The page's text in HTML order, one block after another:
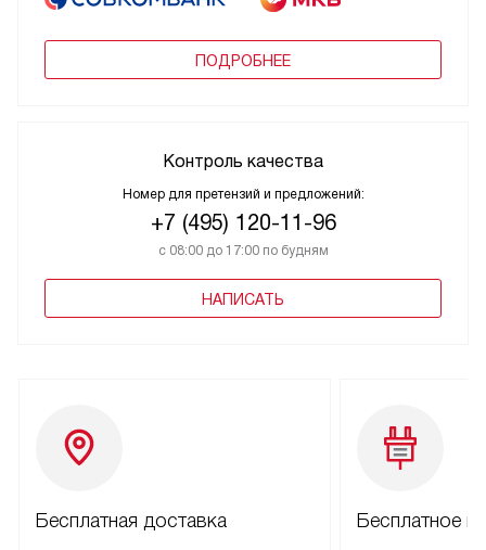
ПОДРОБНЕЕ
Контроль качества
Номер для претензий и предложений:
+7 (495) 120-11-96
с 08:00 до 17:00 по будням
НАПИСАТЬ
Бесплатная доставка Бесплатное